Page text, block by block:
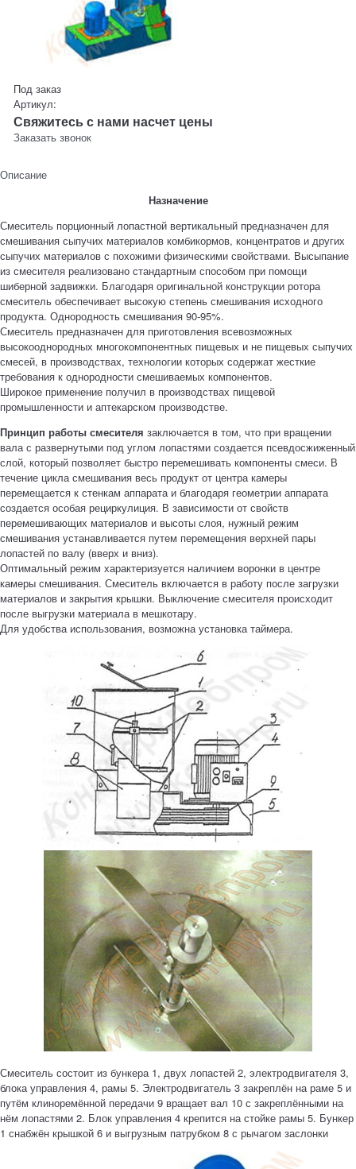
Под заказ
Артикул:
Свяжитесь с нами насчет цены
Заказать звонок
Описание
Назначение
Смеситель порционный лопастной вертикальный предназначен для
смешивания сыпучих материалов комбикормов, концентратов и других
сыпучих материалов с похожими физическими свойствами. Высыпание
из смесителя реализовано стандартным способом при помощи
шиберной задвижки. Благодаря оригинальной конструкции ротора
смеситель обеспечивает высокую степень смешивания исходного
продукта. Однородность смешивания 90-95%.
Смеситель предназначен для приготовления всевозможных
высокооднородных многокомпонентных пищевых и не пищевых сыпучих
смесей, в производствах, технологии которых содержат жесткие
требования к однородности смешиваемых компонентов.
Широкое применение получил в производствах пищевой
промышленности и аптекарском производстве.
Принцип работы смесителя заключается в том, что при вращении
вала с развернутыми под углом лопастями создается псевдосжиженный
слой, который позволяет быстро перемешивать компоненты смеси. В
течение цикла смешивания весь продукт от центра камеры
перемещается к стенкам аппарата и благодаря геометрии аппарата
создается особая рециркулиция. В зависимости от свойств
перемешивающих материалов и высоты слоя, нужный режим
смешивания устанавливается путем перемещения верхней пары
лопастей по валу (вверх и вниз).
Оптимальный режим характеризуется наличием воронки в центре
камеры смешивания. Смеситель включается в работу после загрузки
материалов и закрытия крышки. Выключение смесителя происходит
после выгрузки материала в мешкотару.
Для удобства использования, возможна установка таймера.
Смеситель состоит из бункера 1, двух лопастей 2, электродвигателя 3,
блока управления 4, рамы 5. Электродвигатель 3 закреплён на раме 5 и
путём клиноремённой передачи 9 вращает вал 10 с закреплёнными на
нём лопастями 2. Блок управления 4 крепится на стойке рамы 5. Бункер
1 снабжён крышкой 6 и выгрузным патрубком 8 с рычагом заслонки